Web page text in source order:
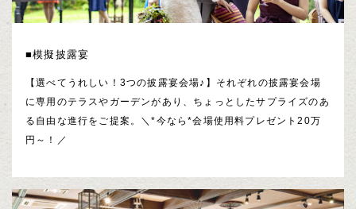
■模擬披露宴
【選べてうれしい！3つの披露宴会場♪】それぞれの披露宴会場
に専用のテラスやガーデンがあり、ちょっとしたサプライズのあ
る自由な進行をご提案。＼*今なら*会場使用料プレゼント20万
円～！／